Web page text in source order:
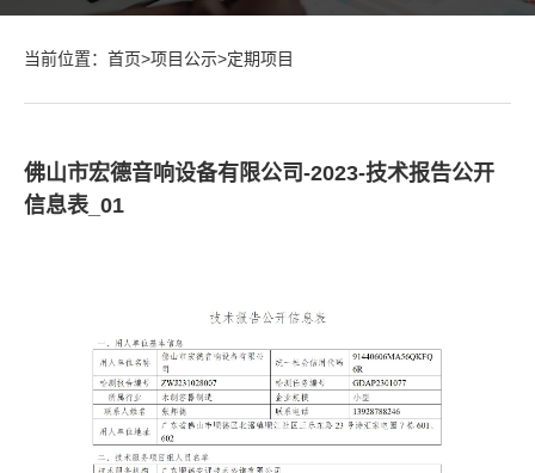
当前位置： 首页>项目公示>定期项目
佛山市宏德音响设备有限公司-2023-技术报告公开
信息表_01